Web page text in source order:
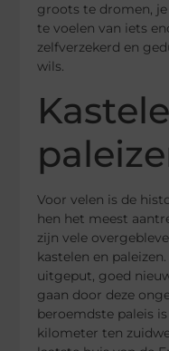
groots te dromen,
te voelen van iets
zelfverzekerd en
wils.
Voor velen is de
hen het meest
zijn vele
kastelen en
uitgeput, goed
gaan door deze
beroemdste paleis
kilometer ten